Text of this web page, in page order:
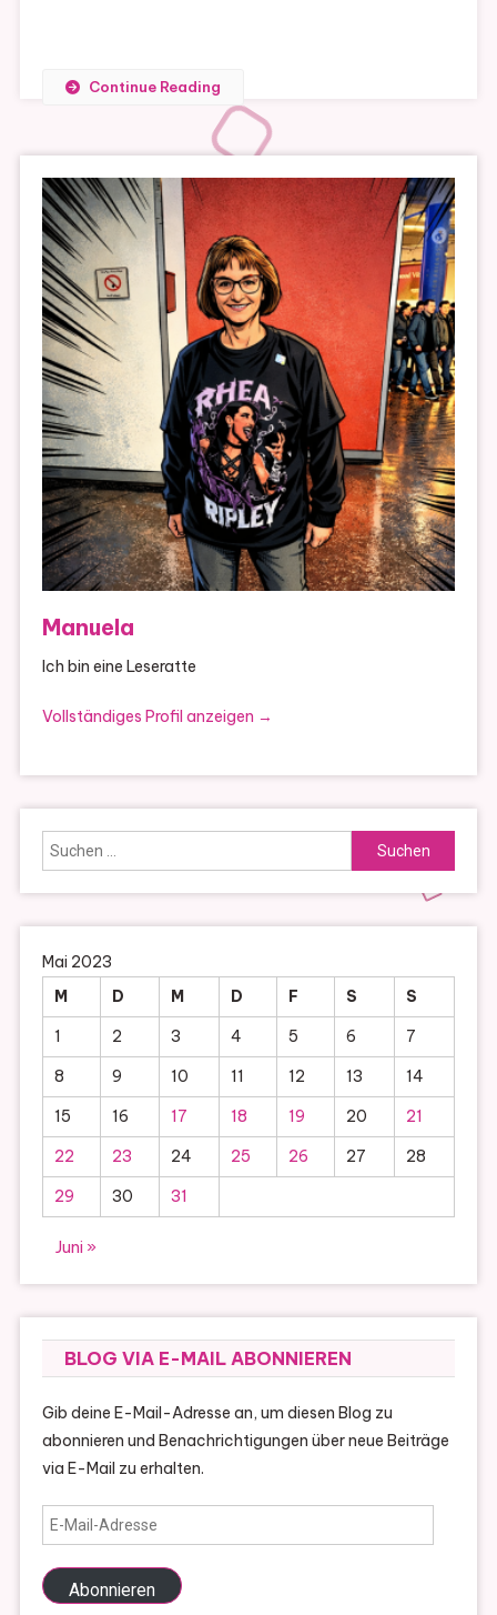
Continue Reading
Manuela
Ich bin eine Leseratte
Vollständiges Profil anzeigen →
Suchen
nach:
Mai 2023
M
D M D F S
S
1
2 3 4 5 6
7
8
9 10 11 12 13
14
15
16 17 18 19 20
21
22
23 24 25 26 27
28
29
30 31
Juni »
BLOG VIA E-MAIL ABONNIEREN
Gib deine E-Mail-Adresse an, um diesen Blog zu
abonnieren und Benachrichtigungen über neue Beiträge
via E-Mail zu erhalten.
E-
Mail-
Adresse
Abonnieren